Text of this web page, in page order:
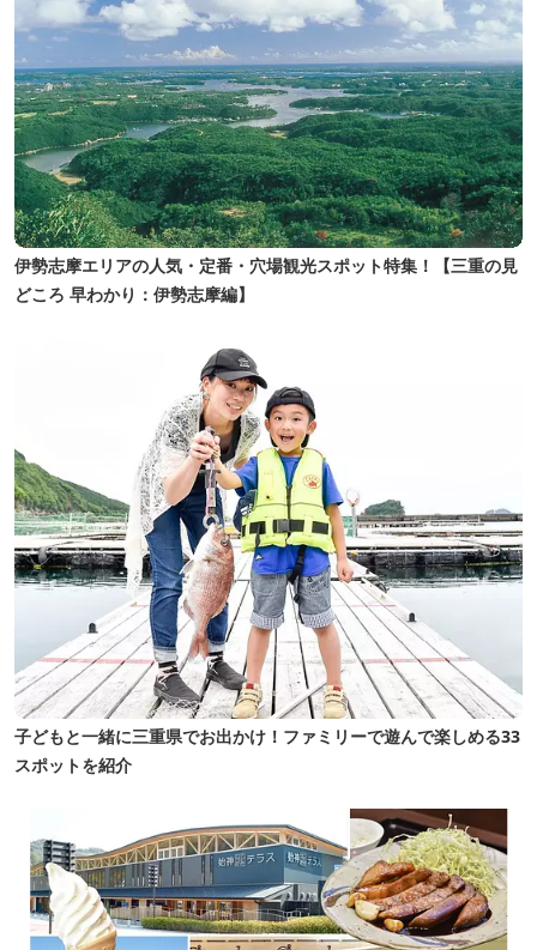
伊勢志摩エリアの人気・定番・穴場観光スポット特集！【三重の見
どころ 早わかり：伊勢志摩編】
子どもと一緒に三重県でお出かけ！ファミリーで遊んで楽しめる33
スポットを紹介